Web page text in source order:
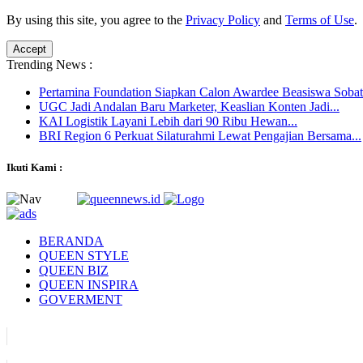
By using this site, you agree to the Privacy Policy and Terms of Use.
Accept
Trending News :
Pertamina Foundation Siapkan Calon Awardee Beasiswa
UGC Jadi Andalan Baru Marketer, Keaslian Konten Jadi...
KAI Logistik Layani Lebih dari 90 Ribu Hewan...
BRI Region 6 Perkuat Silaturahmi Lewat Pengajian Bersama...
Ikuti Kami :
BERANDA
QUEEN STYLE
QUEEN BIZ
QUEEN INSPIRA
GOVERMENT